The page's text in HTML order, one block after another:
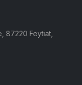
87220 Feytiat,